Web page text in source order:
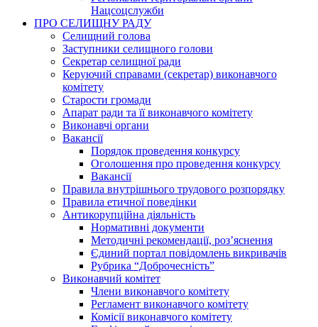
Нацсоцслужби
ПРО СЕЛИЩНУ РАДУ
Селищний голова
Заступники селищного голови
Секретар селищної ради
Керуючий справами (секретар) виконавчого
комітету
Старости громади
Апарат ради та її виконавчого комітету
Виконавчі органи
Вакансії
Порядок проведення конкурсу
Оголошення про проведення конкурсу
Вакансії
Правила внутрішнього трудового розпорядку
Правила етичної поведінки
Антикорупційна діяльність
Нормативні документи
Методичні рекомендації, роз’яснення
Єдиний портал повідомлень викривачів
Рубрика “Доброчесність”
Виконавчий комітет
Члени виконавчого комітету
Регламент виконавчого комітету
Комісії виконавчого комітету